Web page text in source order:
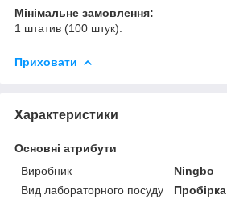
Мінімальне замовлення:
1 штатив (100 штук).
Приховати
Характеристики
Основні атрибути
Виробник
Ningbo
Вид лабораторного посуду
Пробірка